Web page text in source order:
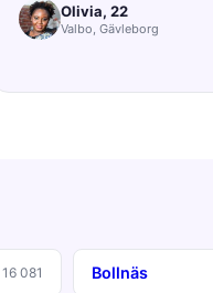
Olivia, 22
Valbo, Gävleborg
16 081 Bollnäs